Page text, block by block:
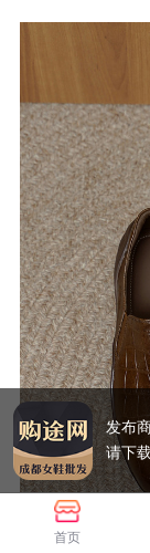
首页
发布
请下